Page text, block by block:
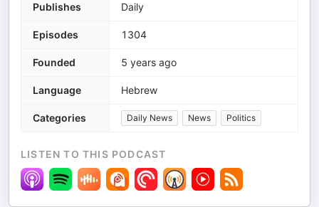
Publishes Daily
Episodes 1304
Founded 5 years ago
Language Hebrew
Categories Daily News News Politics
LISTEN TO THIS PODCAST